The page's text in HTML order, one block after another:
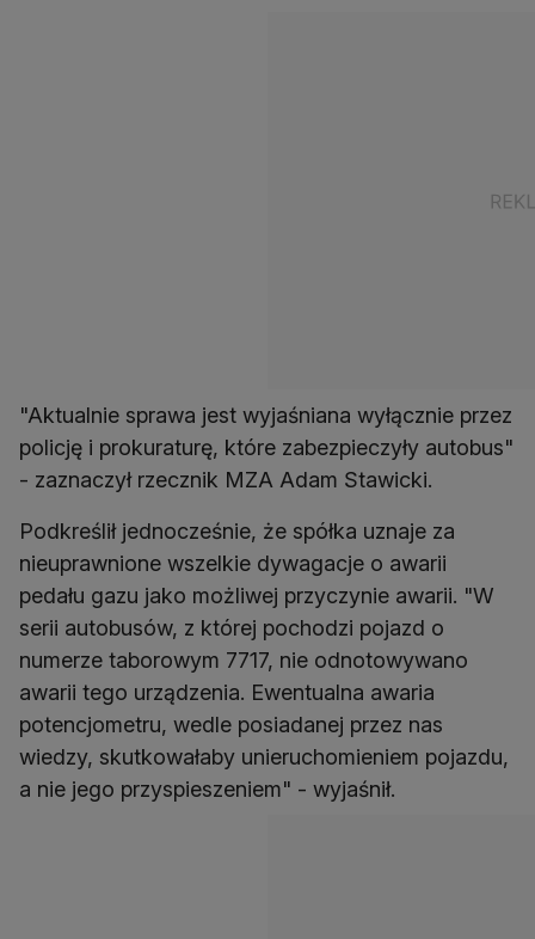
"Aktualnie sprawa jest wyjaśniana wyłącznie przez
policję i prokuraturę, które zabezpieczyły autobus"
- zaznaczył rzecznik MZA Adam Stawicki.
Podkreślił jednocześnie, że spółka uznaje za
nieuprawnione wszelkie dywagacje o awarii
pedału gazu jako możliwej przyczynie awarii. "W
serii autobusów, z której pochodzi pojazd o
numerze taborowym 7717, nie odnotowywano
awarii tego urządzenia. Ewentualna awaria
potencjometru, wedle posiadanej przez nas
wiedzy, skutkowałaby unieruchomieniem pojazdu,
a nie jego przyspieszeniem" - wyjaśnił.